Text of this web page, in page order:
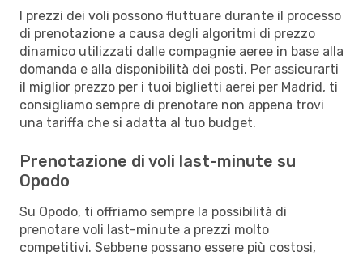
I prezzi dei voli possono fluttuare durante il processo
di prenotazione a causa degli algoritmi di prezzo
dinamico utilizzati dalle compagnie aeree in base alla
domanda e alla disponibilità dei posti. Per assicurarti
il miglior prezzo per i tuoi biglietti aerei per Madrid, ti
consigliamo sempre di prenotare non appena trovi
una tariffa che si adatta al tuo budget.
Prenotazione di voli last-minute su
Opodo
Su Opodo, ti offriamo sempre la possibilità di
prenotare voli last-minute a prezzi molto
competitivi. Sebbene possano essere più costosi,